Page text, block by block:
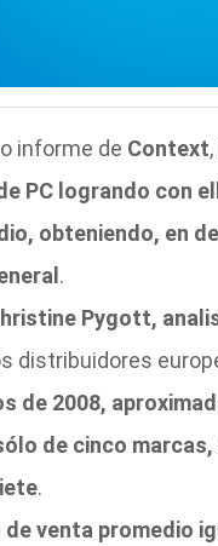
informe de Context,
PC logrando con
obteniendo, en
.
Pygott,
distribuidores
de 2008,
de cinco
.
de venta promedio